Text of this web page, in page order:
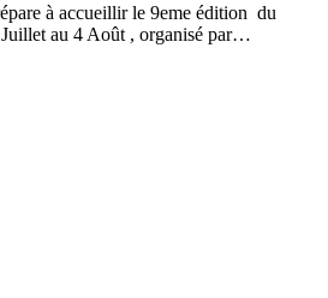
à accueillir le 9eme édition du
au 4 Août , organisé par…